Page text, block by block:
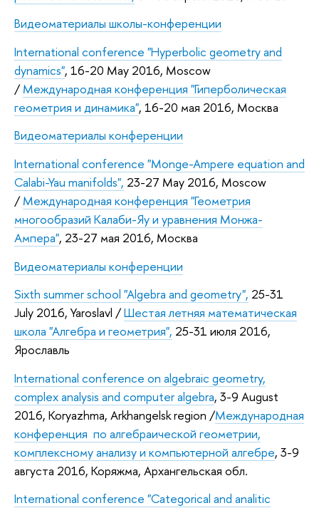
Видеоматериалы школы-конференции
International conference "Hyperbolic geometry and
dynamics", 16-20 May 2016, Moscow
/Международная конференция "Гиперболическая
геометрия и динамика", 16-20 мая 2016, Москва
Видеоматериалы конференции
International conference "Monge-Ampere equation and
Calabi-Yau manifolds", 23-27 May 2016, Moscow
/Международная конференция "Геометрия
многообразий Калаби-Яу и уравнения Монжа-
Ампера", 23-27 мая 2016, Москва
Видеоматериалы конференции
Sixth summer school "Algebra and geometry", 25-31
July 2016, Yaroslavl /Шестая летняя математическая
школа "Алгебра и геометрия", 25-31 июля 2016,
Ярославль
International conference on algebraic geometry,
complex analysis and computer algebra, 3-9 August
2016, Koryazhma, Arkhangelsk region /Международная
конференция по алгебраической геометрии,
комплексному анализу и компьютерной алгебре, 3-9
августа 2016, Коряжма, Архангельская обл.
International conference "Categorical and analitic